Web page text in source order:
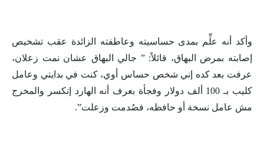
وأكد أنه علِّم بمدى حساسيته وعاطفته الزائدة عقب تشخيص
إصابته بمرض البهاق، قائلاً: ” جالي البهاق عشان نمت زعلان،
عرفت بعد كده إني شخص حساس أوي، كنت في بدايتي وعامل
كليب بـ 100 ألف دولار وفجأة بعرف أنه الهارد إتكسر والمخرج
مش عامل نسخة أو حافظه، فصُدمت وزعلت”.